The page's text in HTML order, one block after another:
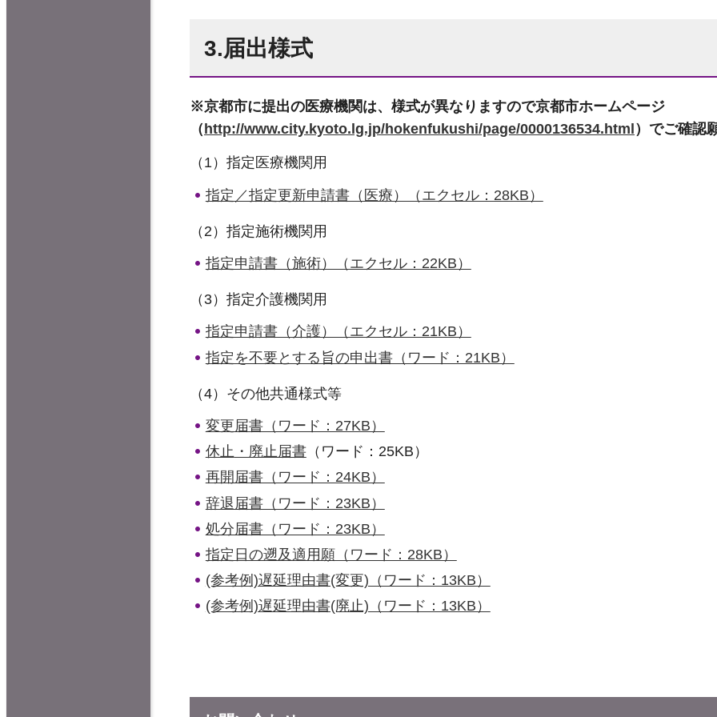
3.届出様式
※京都市に提出の医療機関は、様式が異なりますので京都市ホームページ
（http://www.city.kyoto.lg.jp/hokenfukushi/page/0000136534.html）でご確認
（1）指定医療機関用
指定／指定更新申請書（医療）（エクセル：28KB）
（2）指定施術機関用
指定申請書（施術）（エクセル：22KB）
（3）指定介護機関用
指定申請書（介護）（エクセル：21KB）
指定を不要とする旨の申出書（ワード：21KB）
（4）その他共通様式等
変更届書（ワード：27KB）
休止 ・廃止届書（ワード：25KB）
再開届書（ワード：24KB）
辞退届書（ワード：23KB）
処分届書（ワード：23KB）
指定日の遡及適用願（ワード：28KB）
(参考例)遅延理由書(変更)（ワード：13KB）
(参考例)遅延理由書(廃止)（ワード：13KB）